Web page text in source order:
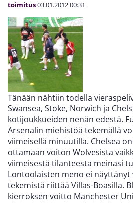
toimitus03.01.201200:31
Tänään nähtiin todella
Swansea, Stoke, Norwich ja
kotijoukkueiden nenän edestä.
Arsenalin miehistöä tekemällä
viimeisellä minuutilla. Chelsea
ottamaan voiton Wolvesista
viimeisestä tilanteesta meinasi
Lontoolaisten meno ei näyttänyt
tekemistä riittää Villas-Boasilla.
kierroksen voitto Manchester